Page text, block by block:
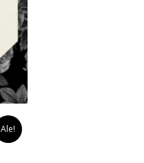
Ale!